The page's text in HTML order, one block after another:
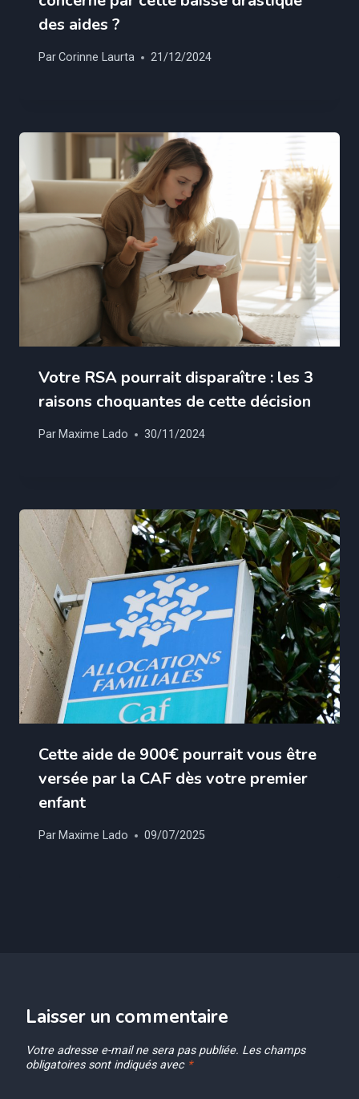
des aides ?
ParCorinne Laurta 21/12/2024
Votre RSA pourrait disparaître : les 3
raisons choquantes de cette décision
Par Maxime Lado 30/11/2024
Cette aide de 900€ pourrait vous être
versée par la CAF dès votre premier
enfant
ParMaxime Lado 09/07/2025
Laisser un commentaire
Votre adresse e-mail ne sera pas publiée. Les champs
obligatoires sont indiqués avec *